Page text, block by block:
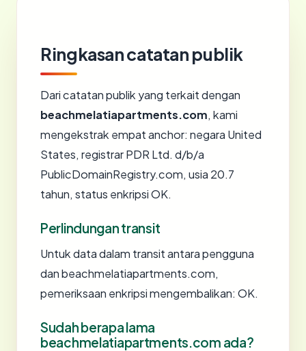
Ringkasan catatan publik
Dari catatan publik yang terkait dengan
beachmelatiapartments.com, kami
mengekstrak empat anchor: negara United
States, registrar PDR Ltd. d/b/a
PublicDomainRegistry.com, usia 20.7
tahun, status enkripsi OK.
Perlindungan transit
Untuk data dalam transit antara pengguna
dan beachmelatiapartments.com,
pemeriksaan enkripsi mengembalikan: OK.
Sudah berapa lama
beachmelatiapartments.com ada?